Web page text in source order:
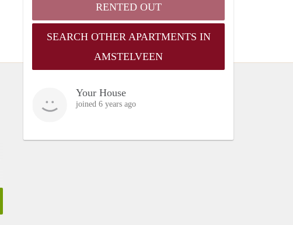
RENTED OUT
SEARCH OTHER APARTMENTS IN
AMSTELVEEN
Your House
joined 6 years ago